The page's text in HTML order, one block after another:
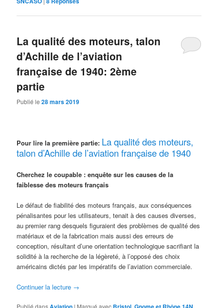
La qualité des moteurs, talon
d’Achille de l’aviation
française de 1940: 2ème
partie
Publié le28 mars 2019
Pour lire la première partie: La qualité des moteurs,
talon d’Achille de l’aviation française de 1940
Cherchez le coupable : enquête sur les causes de la
faiblesse des moteurs français
Le défaut de fiabilité des moteurs français, aux conséquences
pénalisantes pour les utilisateurs, tenait à des causes diverses,
au premier rang desquels figuraient des problèmes de qualité des
matériaux et de la fabrication mais aussi des erreurs de
conception, résultant d’une orientation technologique sacrifiant la
solidité à la recherche de la légèreté, à l’opposé des choix
américains dictés par les impératifs de l’aviation commerciale.
Continuer la lecture →